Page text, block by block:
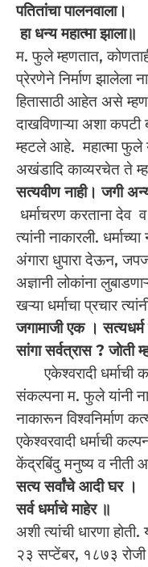
पतितांचा पालनवाला।
हा धन्य महात्मा झाला॥
म. फुले म्हणतात,
प्रेरणेने निर्माण झालेला
हितासाठी आहेत असे
दाखविणाऱ्या अशा
म्हटले आहे. महात्मा फुले
अखंडादि काव्यरचेत ते
सत्यवीण नाही। जगी
धर्माचरण करताना देव
त्यांनी नाकारली.
अंगारा धुपारा देऊन,
अज्ञानी लोकांना
खऱ्या धर्माचा प्रचार
जगामाजी एक ।
सांगा सर्वत्रास ? जोती
एकेश्वरादी धर्माची
संकल्पना म. फुले यांनी
नाकारून विश्वनिर्माण
एकेश्वरवादी धर्माची
केंद्रबिंदु मनुष्य व नीती
सत्य सर्वांचे आदी घर ।
सर्व धर्माचे माहेर ॥
अशी त्यांची धारणा होती.
२३ सप्टेंबर, १८७३ रोजी